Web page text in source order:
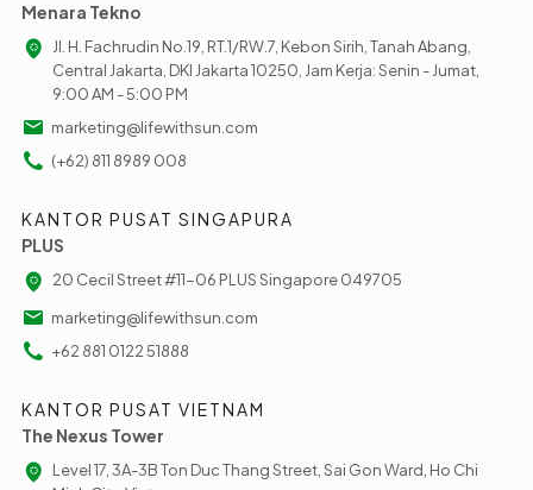
Menara Tekno
Jl. H. Fachrudin No.19, RT.1/RW.7, Kebon Sirih, Tanah Abang,
Central Jakarta, DKI Jakarta 10250, Jam Kerja: Senin - Jumat,
9:00 AM - 5:00 PM
marketing@lifewithsun.com
(+62) 811 8989 008
KANTOR PUSAT SINGAPURA
PLUS
20 Cecil Street #11-06 PLUS Singapore 049705
marketing@lifewithsun.com
+62 881 0122 51888
KANTOR PUSAT VIETNAM
The Nexus Tower
Level 17, 3A-3B Ton Duc Thang Street, Sai Gon Ward, Ho Chi